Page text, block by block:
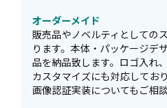
オーダーメイド
販売品やノベルティとしての
ります。本体・パッケージデ
品を納品致します。ロゴ入れ
カスタマイズにも対応してお
画像認証実装についてもご相